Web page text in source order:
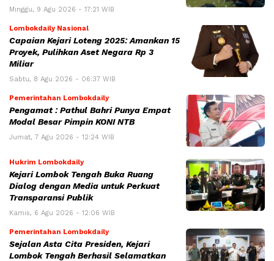
Minggu, 9 Agu 2026 - 17:21 WIB
Lombokdaily Nasional
Capaian Kejari Loteng 2025: Amankan 15
Proyek, Pulihkan Aset Negara Rp 3
Miliar
Sabtu, 8 Agu 2026 - 06:37 WIB
Pemerintahan Lombokdaily
Pengamat : Pathul Bahri Punya Empat
Modal Besar Pimpin KONI NTB
Jumat, 7 Agu 2026 - 12:24 WIB
Hukrim Lombokdaily
Kejari Lombok Tengah Buka Ruang
Dialog dengan Media untuk Perkuat
Transparansi Publik
Kamis, 6 Agu 2026 - 12:06 WIB
Pemerintahan Lombokdaily
Sejalan Asta Cita Presiden, Kejari
Lombok Tengah Berhasil Selamatkan